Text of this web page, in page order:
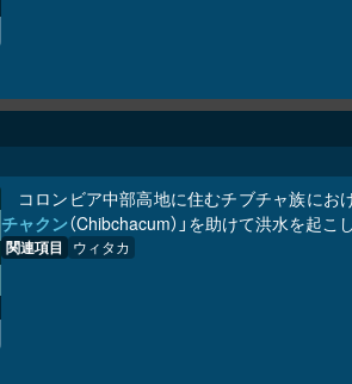
コロンビア中部高地に住むチブチャ族にお
チャクン（Chibchacum）」を助けて洪水を起
関連項目 ウィタカ